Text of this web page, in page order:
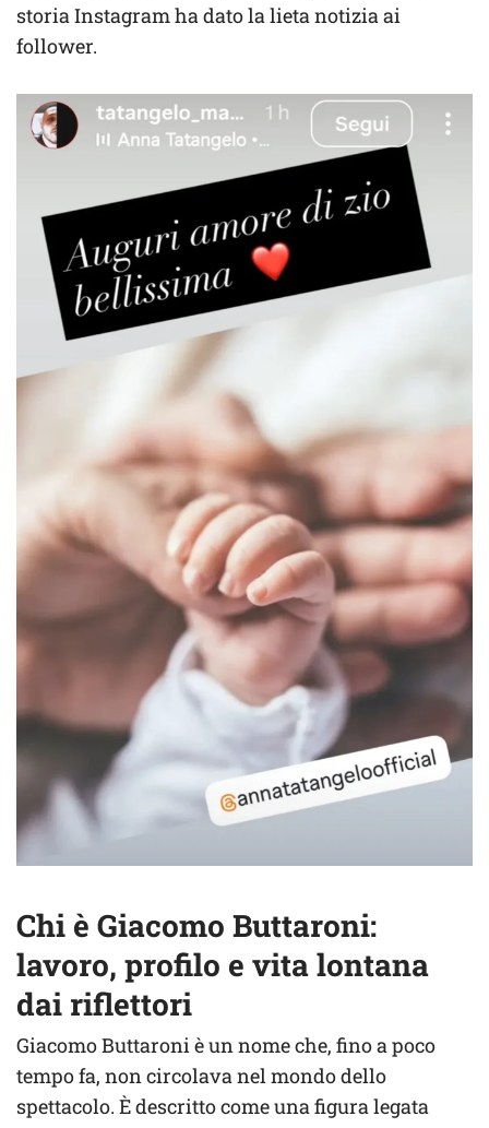
storia Instagram ha dato la lieta notizia ai
follower.
Chi è Giacomo Buttaroni:
lavoro, profilo e vita lontana
dai riflettori
Giacomo Buttaroni è un nome che, fino a poco
tempo fa, non circolava nel mondo dello
spettacolo. È descritto come una figura legata